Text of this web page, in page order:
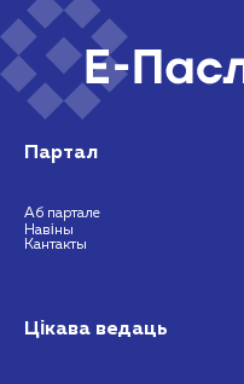
Партал
Аб партале
Навіны
Кантакты
Цікава ведаць